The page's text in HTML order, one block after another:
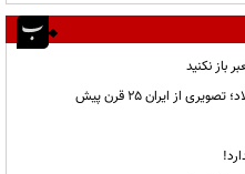
باز نکنید